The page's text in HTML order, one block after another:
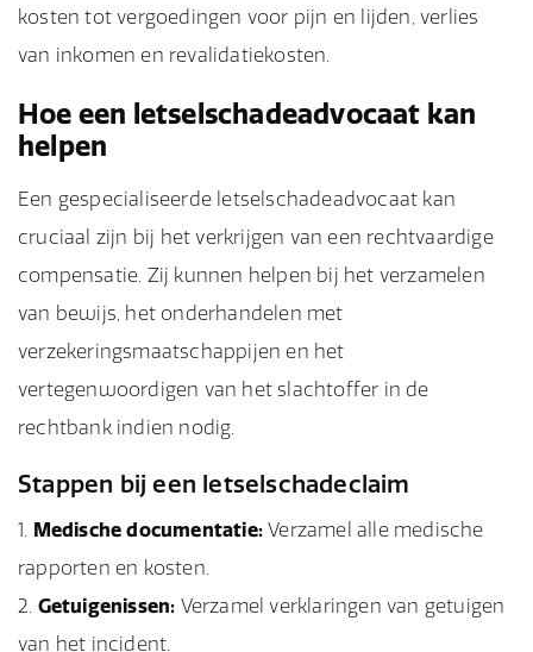
kosten tot vergoedingen voor pijn en lijden, verlies
van inkomen en revalidatiekosten.
Hoe een letselschadeadvocaat kan
helpen
Een gespecialiseerde letselschadeadvocaat kan
cruciaal zijn bij het verkrijgen van een rechtvaardige
compensatie. Zij kunnen helpen bij het verzamelen
van bewijs, het onderhandelen met
verzekeringsmaatschappijen en het
vertegenwoordigen van het slachtoffer in de
rechtbank indien nodig.
Stappen bij een letselschadeclaim
Medische documentatie: Verzamel alle medische
rapporten en kosten.
Getuigenissen: Verzamel verklaringen van getuigen
van het incident.